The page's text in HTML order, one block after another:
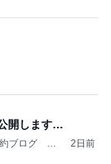
開します…
ブログ 〜
2日前